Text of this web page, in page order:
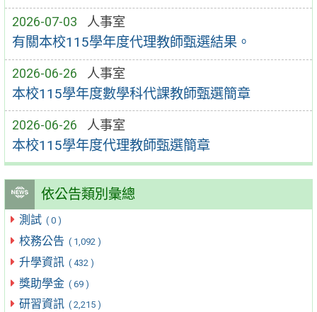
2026-07-03 人事室
有關本校115學年度代理教師甄選結果。
2026-06-26 人事室
本校115學年度數學科代課教師甄選簡章
2026-06-26 人事室
本校115學年度代理教師甄選簡章
依公告類別彙總
測試 ( 0 )
校務公告 ( 1,092 )
升學資訊 ( 432 )
獎助學金 ( 69 )
研習資訊 ( 2,215 )